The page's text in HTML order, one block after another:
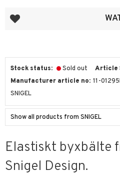
Add to favorites
Stock status Sold out Article
Manufacturer article no 11-
SNIGEL
Show all products from SNIGEL
Elastiskt byxbälte
Snigel Design.